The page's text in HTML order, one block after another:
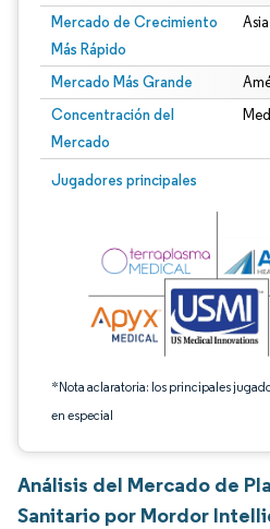
Mercado de Crecimiento
Más Rápido
Mercado Más Grande
Concentración del
Mercado
Jugadores principales
*Nota aclaratoria: los principales
en especial
Imagen © Mordor Intelligence. El uso
Análisis del Mercado de
Sanitario por Mordor